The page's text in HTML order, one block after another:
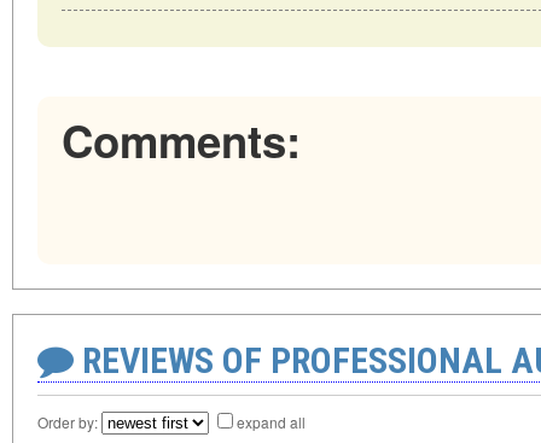
Comments:
REVIEWS OF PROFESSIONAL
Order by: expand all